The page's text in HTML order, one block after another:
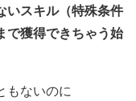
いスキル（特殊条件
で獲得できちゃう始
もないのに